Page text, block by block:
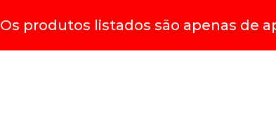
Os produtos listados são apenas de